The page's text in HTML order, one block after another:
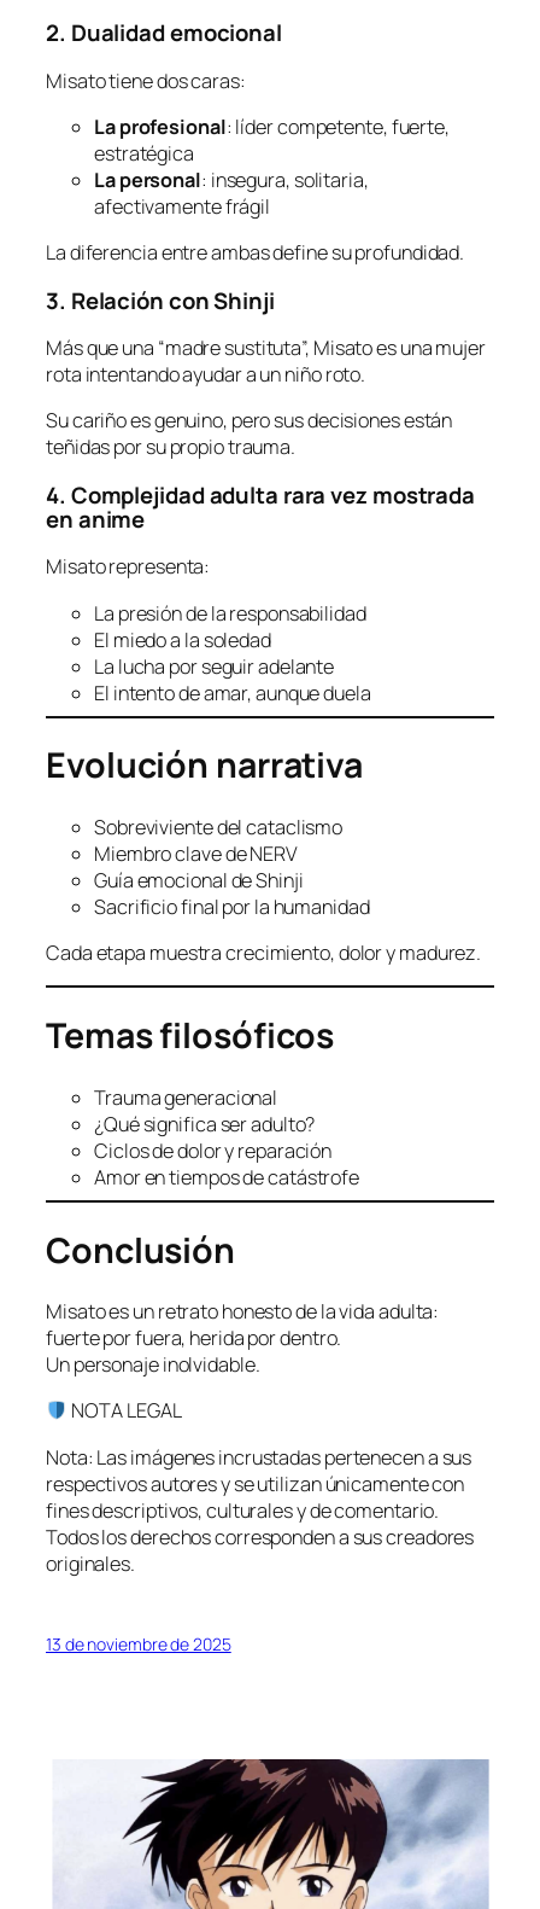
2. Dualidad emocional
Misato tiene dos caras:
La profesional: líder competente, fuerte,
estratégica
La personal: insegura, solitaria,
afectivamente frágil
La diferencia entre ambas define su profundidad.
3. Relación con Shinji
Más que una “madre sustituta”, Misato es una mujer
rota intentando ayudar a un niño roto.
Su cariño es genuino, pero sus decisiones están
teñidas por su propio trauma.
4. Complejidad adulta rara vez mostrada
en anime
Misato representa:
La presión de la responsabilidad
El miedo a la soledad
La lucha por seguir adelante
El intento de amar, aunque duela
Evolución narrativa
Sobreviviente del cataclismo
Miembro clave de NERV
Guía emocional de Shinji
Sacrificio final por la humanidad
Cada etapa muestra crecimiento, dolor y madurez.
Temas filosóficos
Trauma generacional
¿Qué significa ser adulto?
Ciclos de dolor y reparación
Amor en tiempos de catástrofe
Conclusión
Misato es un retrato honesto de la vida adulta:
fuerte por fuera, herida por dentro.
Un personaje inolvidable.
NOTA LEGAL
Nota: Las imágenes incrustadas pertenecen a sus
respectivos autores y se utilizan únicamente con
fines descriptivos, culturales y de comentario.
Todos los derechos corresponden a sus creadores
originales.
13 de noviembre de 2025